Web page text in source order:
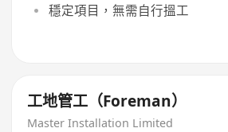
穩定項目，無需自行搵工
工地管工（Foreman）
Master Installation Limited